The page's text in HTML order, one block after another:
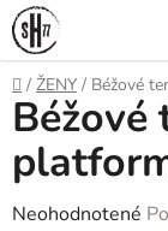
Prejsť
na
obsah
Domov
/ ŽENY / Béžové
Béžové
Priemerné
Neohodnotené